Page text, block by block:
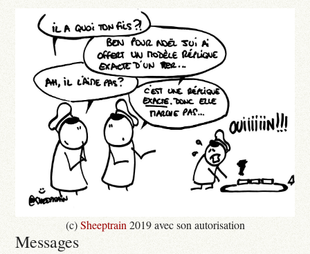
(c)Sheeptrain 2019 avec son autorisation
Messages